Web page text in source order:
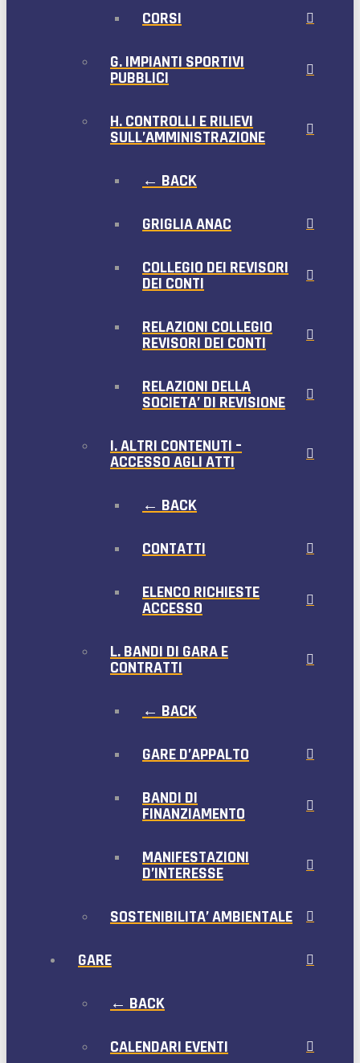
CORSI
G. IMPIANTI SPORTIVI
PUBBLICI
H. CONTROLLI E RILIEVI
SULL’AMMINISTRAZIONE
← BACK
GRIGLIA ANAC
COLLEGIO DEI REVISORI
DEI CONTI
RELAZIONI COLLEGIO
REVISORI DEI CONTI
RELAZIONI DELLA
SOCIETA’ DI REVISIONE
I. ALTRI CONTENUTI –
ACCESSO AGLI ATTI
← BACK
CONTATTI
ELENCO RICHIESTE
ACCESSO
L. BANDI DI GARA E
CONTRATTI
← BACK
GARE D’APPALTO
BANDI DI
FINANZIAMENTO
MANIFESTAZIONI
D’INTERESSE
SOSTENIBILITA’ AMBIENTALE
GARE
← BACK
CALENDARI EVENTI